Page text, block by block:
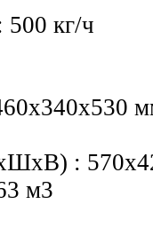
500 кг/ч
:
м3